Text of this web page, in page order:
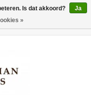
Is dat akkoord?
Ja
»